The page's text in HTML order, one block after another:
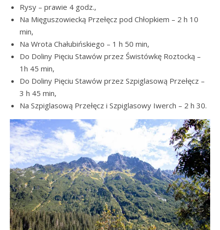
Rysy – prawie 4 godz.,
Na Mięguszowiecką Przełęcz pod Chłopkiem – 2 h 10
min,
Na Wrota Chałubińskiego – 1 h 50 min,
Do Doliny Pięciu Stawów przez Świstówkę Roztocką –
1h 45 min,
Do Doliny Pięciu Stawów przez Szpiglasową Przełęcz –
3 h 45 min,
Na Szpiglasową Przełęcz i Szpiglasowy Iwerch – 2 h 30.